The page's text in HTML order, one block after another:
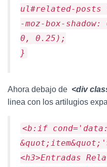
ul#related-
-moz-box-
0, 0.25);
}
Ahora debajo de <div
linea con los artilugios
<b:if
<h3>Entradas